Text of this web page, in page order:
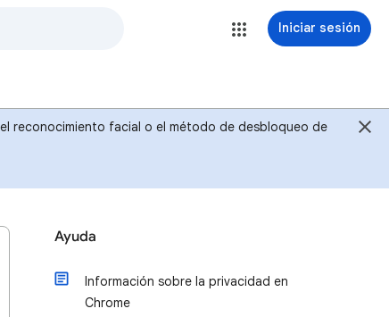
Iniciar sesión
reconocimiento facial o el método de desbloqueo de
Ayuda
Información sobre la privacidad en
Chrome